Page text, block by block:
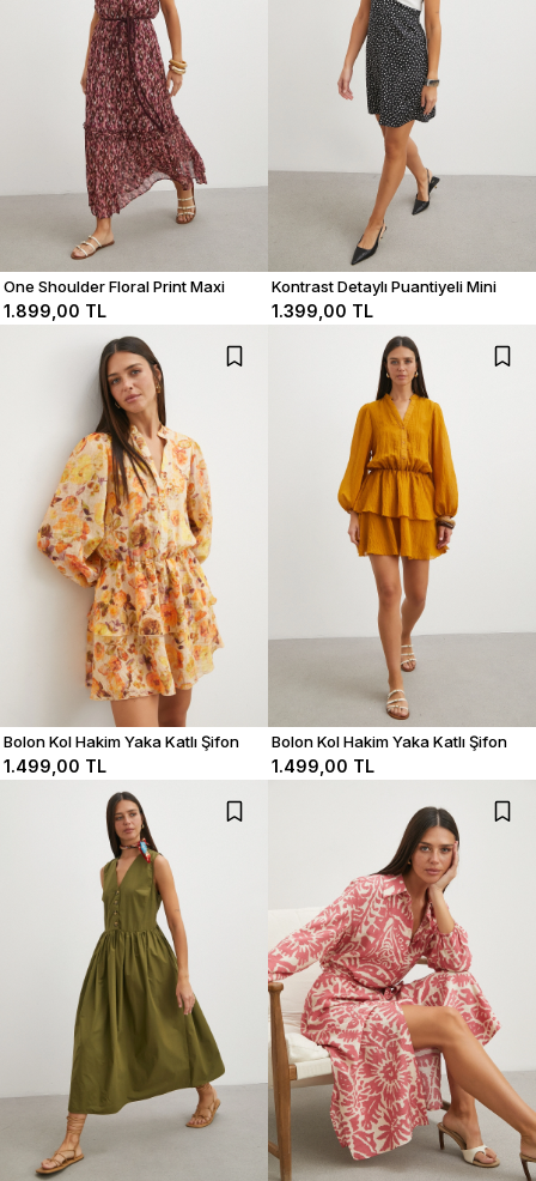
One Shoulder Floral Print Maxi
Dress
1.899,00 TL
Kontrast Detaylı Puantiyeli Mini
Elbise
1.399,00 TL
Bolon Kol Hakim Yaka Katlı Şifon
Elbise
1.499,00 TL
Bolon Kol Hakim Yaka Katlı Şifon
Elbise
1.499,00 TL